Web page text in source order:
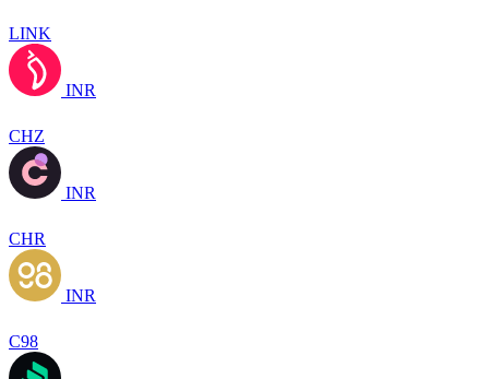
LINK
INR
CHZ
INR
CHR
INR
C98